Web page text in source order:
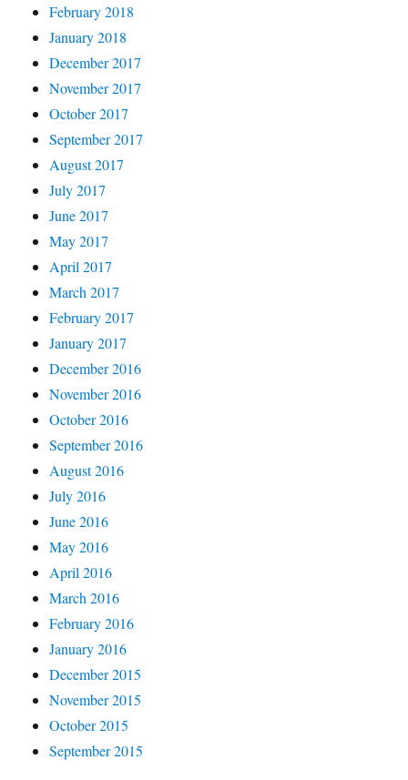
February 2018
January 2018
December 2017
November 2017
October 2017
September 2017
August 2017
July 2017
June 2017
May 2017
April 2017
March 2017
February 2017
January 2017
December 2016
November 2016
October 2016
September 2016
August 2016
July 2016
June 2016
May 2016
April 2016
March 2016
February 2016
January 2016
December 2015
November 2015
October 2015
September 2015